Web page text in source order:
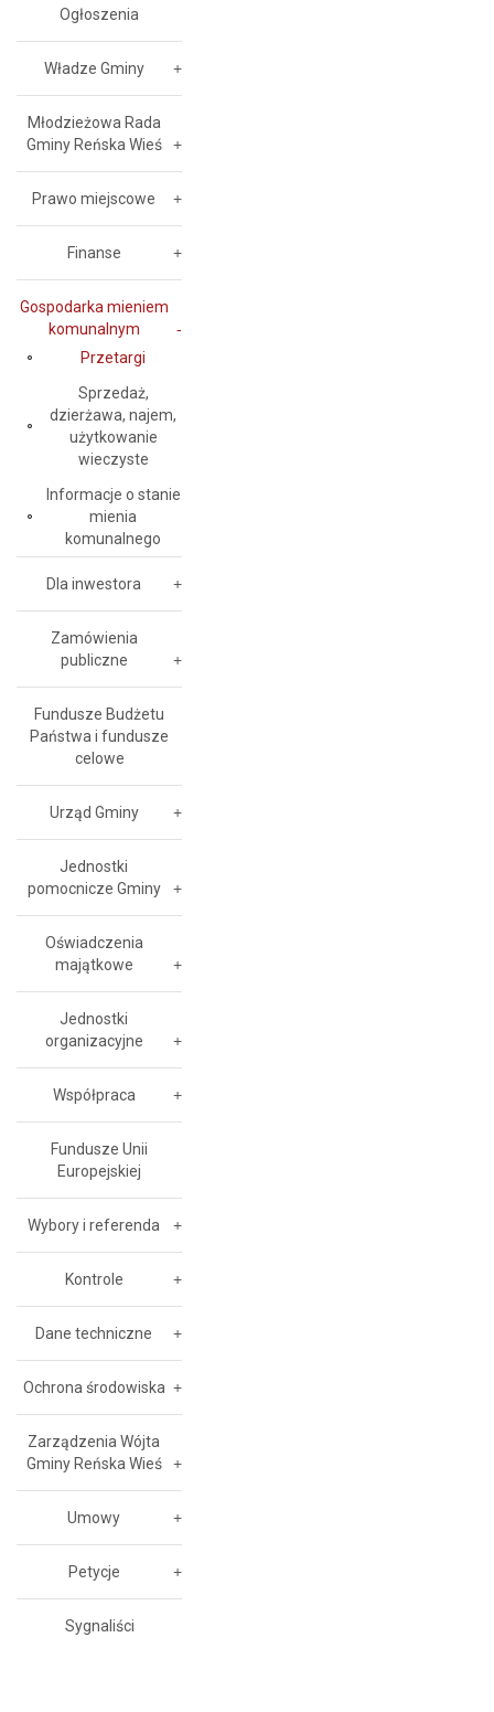
Ogłoszenia
Władze Gminy
Młodzieżowa Rada
Gminy Reńska Wieś
Prawo miejscowe
Finanse
Gospodarka mieniem
komunalnym
Przetargi
Sprzedaż,
dzierżawa, najem,
użytkowanie
wieczyste
Informacje o stanie
mienia
komunalnego
Dla inwestora
Zamówienia
publiczne
Fundusze Budżetu
Państwa i fundusze
celowe
Urząd Gminy
Jednostki
pomocnicze Gminy
Oświadczenia
majątkowe
Jednostki
organizacyjne
Współpraca
Fundusze Unii
Europejskiej
Wybory i referenda
Kontrole
Dane techniczne
Ochrona środowiska
Zarządzenia Wójta
Gminy Reńska Wieś
Umowy
Petycje
Sygnaliści